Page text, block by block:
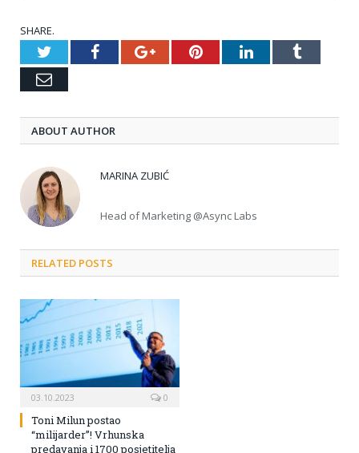
SHARE.
TwitterFacebookGoogle+PinterestLinkedInTumblr
Email
ABOUT AUTHOR
MARINA ZUBIĆ
Head of Marketing @Async Labs
RELATED POSTS
03.10.2023 0
Toni Milun postao
“milijarder”! Vrhunska
predavanja i 1700 posjetitelja